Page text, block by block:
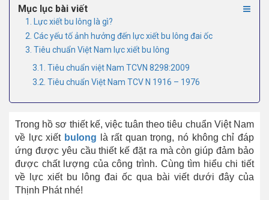
Mục lục bài viết
1. Lực xiết bu lông là gì?
2. Các yếu tố ảnh hưởng đến lực xiết bu lông đai ốc
3. Tiêu chuẩn Việt Nam lực xiết bu lông
3.1. Tiêu chuẩn việt Nam TCVN 8298:2009
3.2. Tiêu chuẩn Việt Nam TCV N 1916 – 1976
Trong hồ sơ thiết kế, việc tuân theo tiêu chuẩn Việt Nam
về lực xiết bulong là rất quan trọng, nó không chỉ đáp
ứng được yêu cầu thiết kế đặt ra mà còn giúp đảm bảo
được chất lượng của công trình. Cùng tìm hiểu chi tiết
về lực xiết bu lông đai ốc qua bài viết dưới đây của
Thịnh Phát nhé!